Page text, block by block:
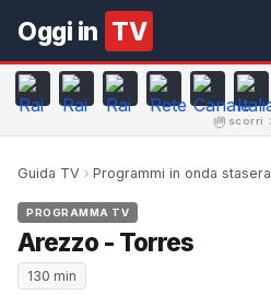
Oggi in TV
scorri
Guida TV Programmi in onda stasera
PROGRAMMA TV
Arezzo - Torres
130 min